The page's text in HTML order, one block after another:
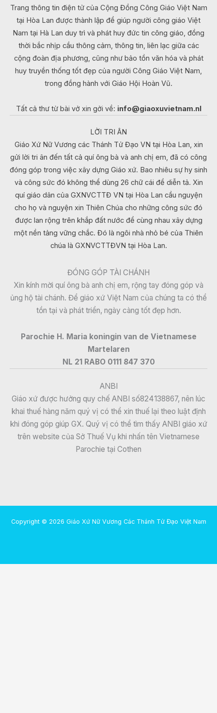
Trang thông tin điện tử của Cộng Đồng Công Giáo Việt Nam
tại Hòa Lan được thành lập để giúp người công giáo Việt
Nam tại Hà Lan duy trì và phát huy đức tin công giáo, đồng
thời bắc nhịp cầu thông cảm, thông tin, liên lạc giữa các
cộng đoàn địa phương, cũng như bảo tồn văn hóa và phát
huy truyền thống tốt đẹp của người Công Giáo Việt Nam,
trong đồng hành với Giáo Hội Hoàn Vũ.
Tất cả thư từ bài vở xin gởi về: info@giaoxuvietnam.nl
LỜI TRI ÂN
Giáo Xứ Nữ Vương các Thánh Tử Đạo VN tại Hòa Lan, xin
gửi lời tri ân đến tất cả quí ông bà và anh chị em, đã có công
đóng góp trong việc xây dựng Giáo xứ. Bao nhiêu sự hy sinh
và công sức đó không thể dùng 26 chữ cái để diễn tả. Xin
quí giáo dân của GXNVCTTĐ VN tại Hòa Lan cầu nguyện
cho họ và nguyện xin Thiên Chúa cho những công sức đó
được lan rộng trên khắp đất nước để cùng nhau xây dựng
một nền tảng vững chắc. Đó là ngôi nhà nhỏ bé của Thiên
chúa là GXNVCTTĐVN tại Hòa Lan.
ĐÓNG GÓP TÀI CHÁNH
Xin kính mời quí ông bà anh chị em, rộng tay đóng góp và
ủng hộ tài chánh. Để giáo xứ Việt Nam của chúng ta có thể
tồn tại và phát triển, ngày càng tốt đẹp hơn.
Parochie H. Maria koningin van de Vietnamese
Martelaren
NL 21 RABO 0111 847 370
ANBI
Giáo xứ được hưởng quy chế ANBI số824138867, nên lúc
khai thuế hàng năm quý vị có thể xin thuế lại theo luật định
khi đóng góp giúp GX. Quý vị có thể tìm thấy ANBI giáo xứ
trên website của Sở Thuế Vụ khi nhấn tên Vietnamese
Parochie tại Cothen
Copyright © 2026 Giáo Xứ Nữ Vương Các Thánh Tử Đạo Việt Nam